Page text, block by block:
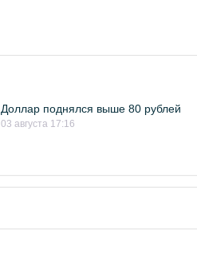
Доллар поднялся выше 80 рублей
03 августа 17:16